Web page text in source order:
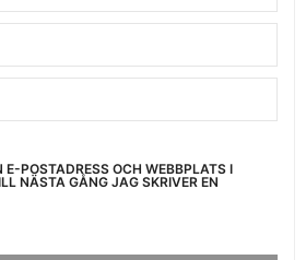
POSTADRESS OCH WEBBPLATS I
NÄSTA GÅNG JAG SKRIVER EN